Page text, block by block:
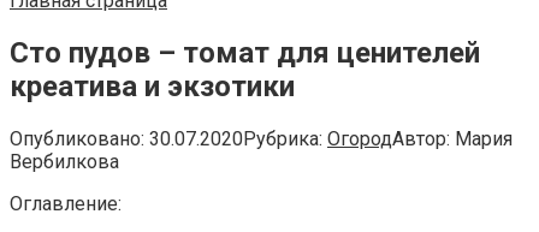
Сто пудов – томат для ценителей
креатива и экзотики
Опубликовано: 30.07.2020Рубрика: ОгородАвтор: Мария
Вербилкова
Оглавление: